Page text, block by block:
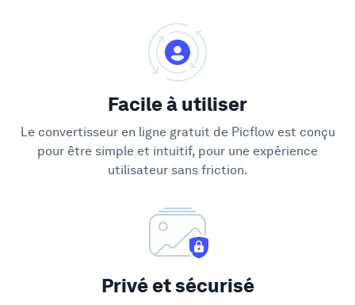
Facile à utiliser
Le convertisseur en ligne gratuit de Picflow est conçu
pour être simple et intuitif, pour une expérience
utilisateur sans friction.
Privé et sécurisé